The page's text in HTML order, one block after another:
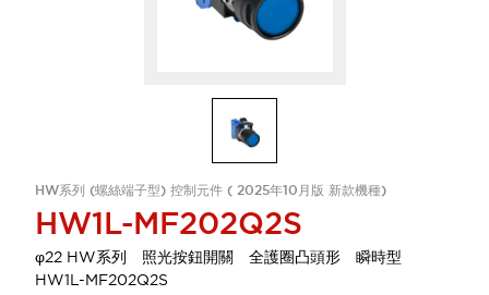
HW系列 (螺絲端子型) 控制元件 ( 2025年10月版 新款機種)
HW1L-MF202Q2S
φ22 HW系列 照光按鈕開關 全護圈凸頭形 瞬時型
HW1L-MF202Q2S